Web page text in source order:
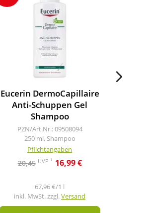
Eucerin DermoCapillaire
Anti-Schuppen Gel
Shampoo
PZN/Art.Nr.: 09508094
250 ml, Shampoo
Pflichtangaben
20,45 UVP 1 16,99 €
67,96 €/1 l
inkl. MwSt. zzgl.Versand